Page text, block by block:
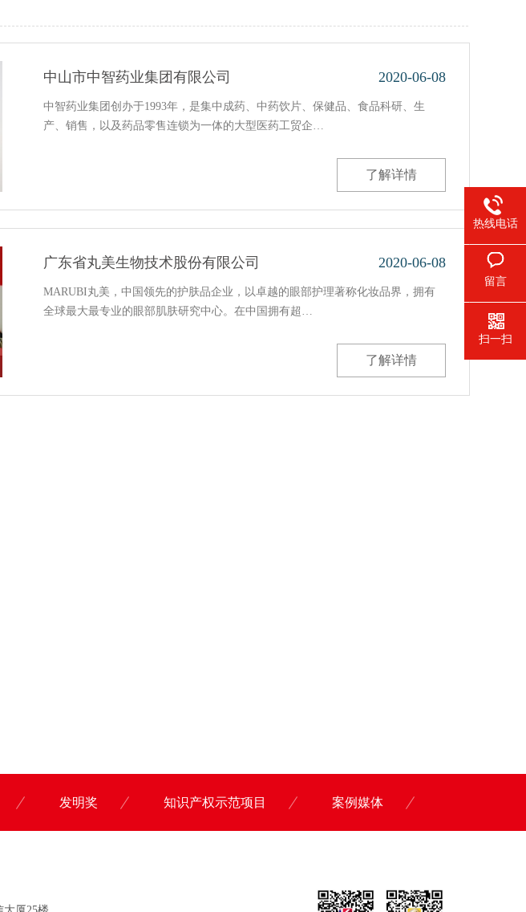
中山市中智药业集团有限公司 2020-06-08
中智药业集团创办于1993年，是集中成药、中药饮片、保健品、食品科研、生
产、销售，以及药品零售连锁为一体的大型医药工贸企…
了解详情
广东省丸美生物技术股份有限公司 2020-06-08
MARUBI丸美，中国领先的护肤品企业，以卓越的眼部护理著称化妆品界，拥有
全球最大最专业的眼部肌肤研究中心。在中国拥有超…
了解详情
发明奖 知识产权示范项目 案例媒体
热线电话
留言
扫一扫